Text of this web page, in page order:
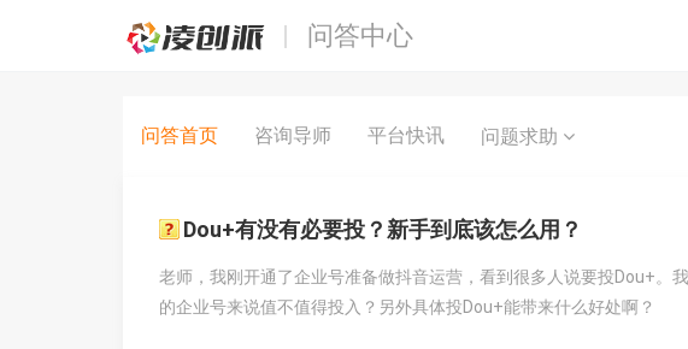
问答中心
问答首页 咨询导师 平台快讯 问题求助
Dou+有没有必要投？新手到底该怎么用？
老师，我刚开通了企业号准备做抖音运营，看到很多人说要投Dou+。
的企业号来说值不值得投入？另外具体投Dou+能带来什么好处啊？